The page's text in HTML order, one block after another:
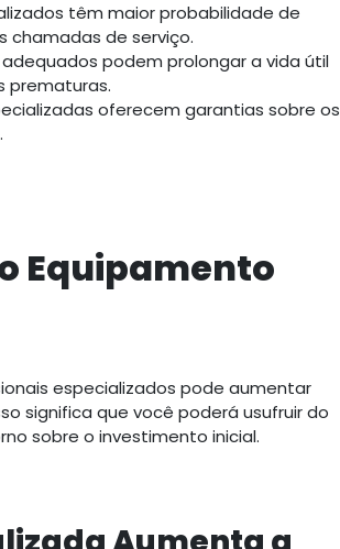
têm maior probabilidade de
chamadas de serviço.
podem prolongar a vida útil
prematuras.
oferecem garantias sobre os
Equipamento
especializados pode aumentar
significa que você poderá usufruir do
sobre o investimento inicial.